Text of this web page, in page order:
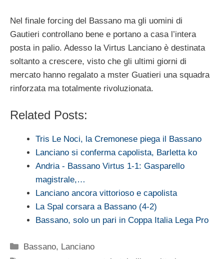
Nel finale forcing del Bassano ma gli uomini di
Gautieri controllano bene e portano a casa l’intera
posta in palio. Adesso la Virtus Lanciano è destinata
soltanto a crescere, visto che gli ultimi giorni di
mercato hanno regalato a mster Guatieri una squadra
rinforzata ma totalmente rivoluzionata.
Related Posts:
Tris Le Noci, la Cremonese piega il Bassano
Lanciano si conferma capolista, Barletta ko
Andria - Bassano Virtus 1-1: Gasparello
magistrale,…
Lanciano ancora vittorioso e capolista
La Spal corsara a Bassano (4-2)
Bassano, solo un pari in Coppa Italia Lega Pro
Categorie
Bassano, Lanciano